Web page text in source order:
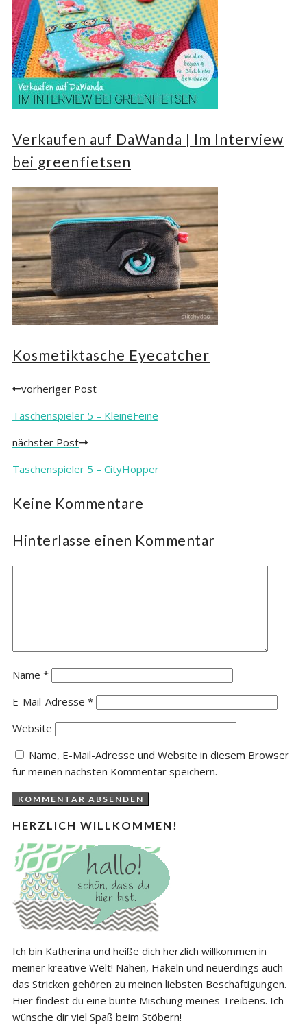
Verkaufen auf DaWanda | Im Interview
bei greenfietsen
Kosmetiktasche Eyecatcher
Posts
navigation
vorheriger Post
Taschenspieler 5 – KleineFeine
nächster Post
Taschenspieler 5 – CityHopper
Keine Kommentare
Hinterlasse einen Kommentar
Name *
E-Mail-Adresse *
Website
Name, E-Mail-Adresse und Website in diesem Browser
für meinen nächsten Kommentar speichern.
HERZLICH WILLKOMMEN!
Ich bin Katherina und heiße dich herzlich willkommen in
meiner kreative Welt! Nähen, Häkeln und neuerdings auch
das Stricken gehören zu meinen liebsten Beschäftigungen.
Hier findest du eine bunte Mischung meines Treibens. Ich
wünsche dir viel Spaß beim Stöbern!